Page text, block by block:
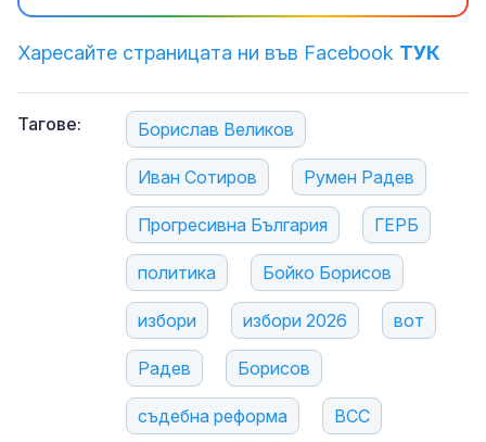
Харесайте страницата ни във Facebook ТУК
Тагове: Борислав Великов
Иван Сотиров Румен Радев
Прогресивна България ГЕРБ
политика Бойко Борисов
избори избори 2026 вот
Радев Борисов
съдебна реформа ВСС